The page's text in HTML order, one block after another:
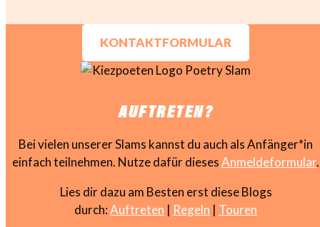
KONTAKTFORMULAR
AUFTRETEN?
Bei vielen unserer Slams kannst du auch als Anfänger*in
einfach teilnehmen. Nutze dafür diesesAnmeldeformular.
Lies dir dazu am Besten erst diese Blogs
durch:Auftreten | Regeln | Touren